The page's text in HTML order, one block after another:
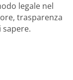
legale nel
trasparenza